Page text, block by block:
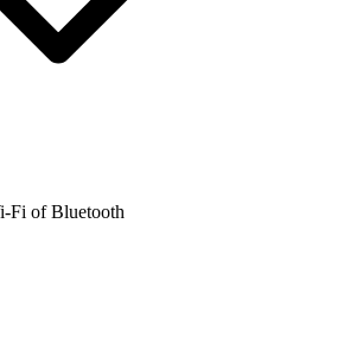
Fi of Bluetooth